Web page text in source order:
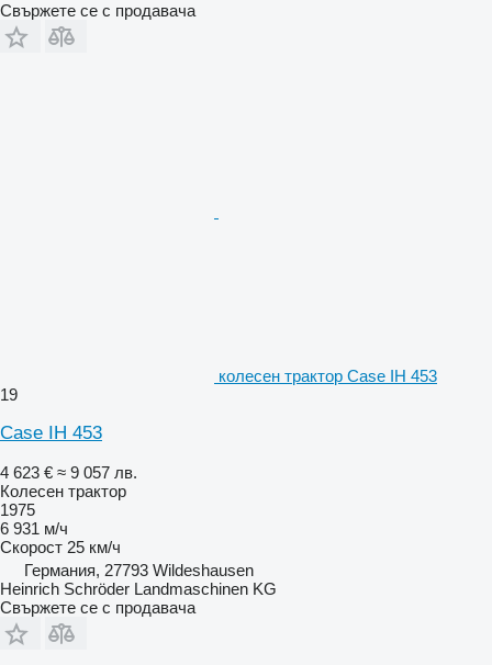
Свържете се с продавача
колесен трактор Case IH 453
19
Case IH 453
4 623 € ≈ 9 057 лв.
Колесен трактор
1975
6 931 м/ч
Скорост 25 км/ч
Германия, 27793 Wildeshausen
Heinrich Schröder Landmaschinen KG
Свържете се с продавача